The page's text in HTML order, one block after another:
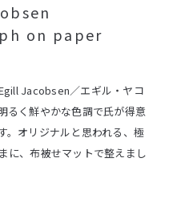
on paper
Jacobsen／エギル・ヤコ
るく鮮やかな色調で氏が得意
。オリジナルと思われる、極
に、布被せマットで整えまし